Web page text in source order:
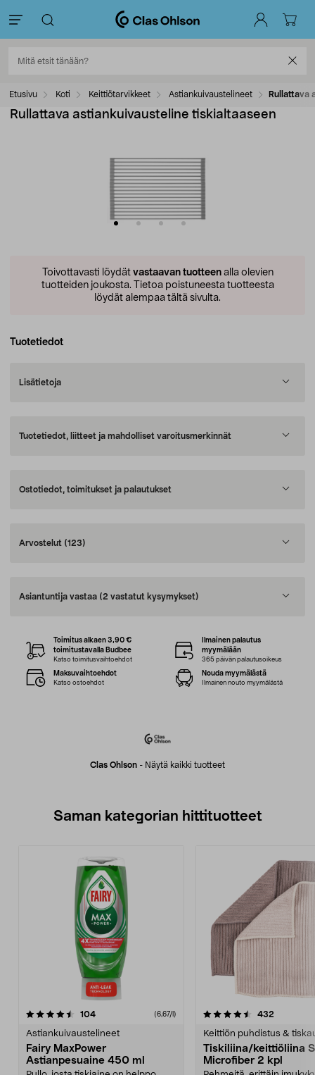
Etusivu Koti Keittiötarvikkeet Astiankuivaustelineet Rullattava
Rullattava astiankuivausteline tiskialtaaseen
Toivottavasti löydät vastaavan tuotteenalla olevien
tuotteiden joukosta. Tietoa poistuneesta tuotteesta
löydät alempaa tältä sivulta.
Tuotetiedot
Lisätietoja
Tuotetiedot, liitteet ja mahdolliset varoitusmerkinnät
Ostotiedot, toimitukset ja palautukset
Arvostelut (123)
Asiantuntija vastaa (2 vastatut kysymykset)
Clas Ohlson - Näytä kaikki tuotteet
Toimitus alkaen 3,90 €
toimitustavalla Budbee
Katso toimitusvaihtoehdot
Ilmainen palautus
myymälään
365 päivän palautusoikeus
Maksuvaihtoehdot
Katso ostoehdot
Nouda myymälästä
Ilmainen nouto myymälästä
Saman kategorian hittituotteet
104arvostelut (6,67/l)
Astiankuivaustelineet
Fairy MaxPower
Astianpesuaine 450 ml
4.5 viidestä
432
Keittiön puhdistus &
Tiskiliina/keittiöliina
Microfiber 2 kpl
4.5 viidestä